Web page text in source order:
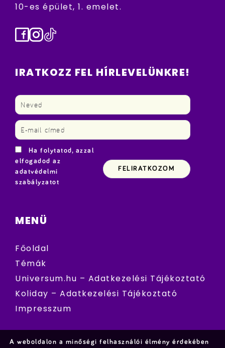
10-es épület, 1. emelet.
Facebook
Instagram
TikTok
IRATKOZZ FEL HÍRLEVELÜNKRE!
Ha folytatod, azzal
elfogadod az
adatvédelmi
szabályzatot
MENÜ
Főoldal
Témák
Universum.hu – Adatkezelési Tájékoztató
Koliday – Adatkezelési Tájékoztató
Impresszum
A weboldalon a minőségi felhasználói élmény érdekében